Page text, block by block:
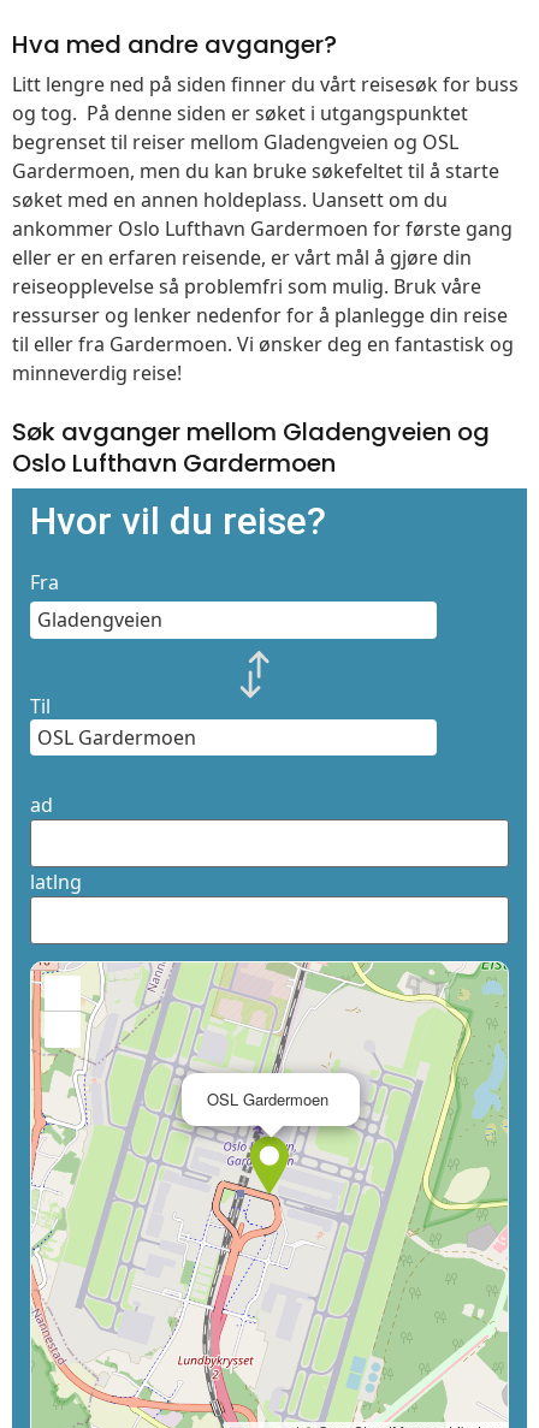
Hva med andre avganger?
Litt lengre ned på siden finner du vårt reisesøk for buss
og tog. På denne siden er søket i utgangspunktet
begrenset til reiser mellom Gladengveien og OSL
Gardermoen, men du kan bruke søkefeltet til å starte
søket med en annen holdeplass. Uansett om du
ankommer Oslo Lufthavn Gardermoen for første gang
eller er en erfaren reisende, er vårt mål å gjøre din
reiseopplevelse så problemfri som mulig. Bruk våre
ressurser og lenker nedenfor for å planlegge din reise
til eller fra Gardermoen. Vi ønsker deg en fantastisk og
minneverdig reise!
Søk avganger mellom Gladengveien og
Oslo Lufthavn Gardermoen
Hvor vil du reise?
Fra
Til
ad
latlng
OSL Gardermoen